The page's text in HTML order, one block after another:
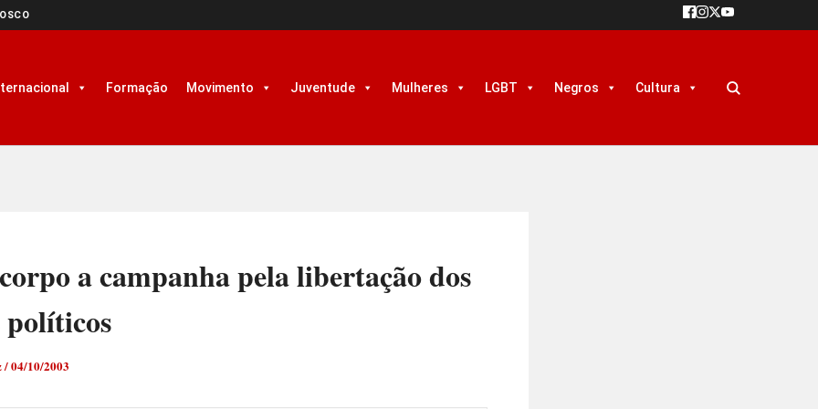
Formação Movimento Juventude Mulheres LGBT Negros Cultura
a campanha pela libertação dos
políticos
/04/10/2003